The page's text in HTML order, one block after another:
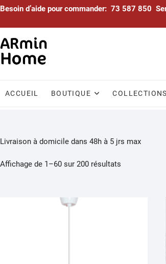
Skip
content
Besoin d’aide pour commander: 73 587 850
ACCUEIL BOUTIQUE COLLECTIONS
Livraison à domicile dans 48h à 5 jrs max
Affichage de 1–60 sur 200 résultats